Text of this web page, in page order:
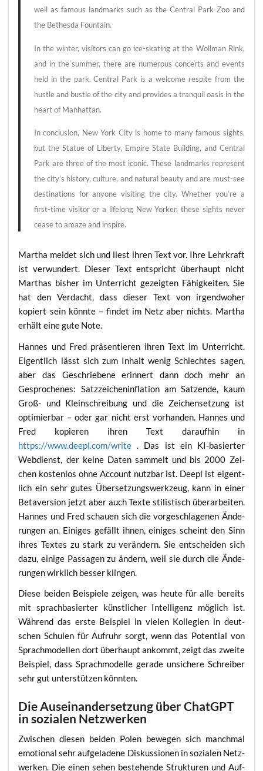
well as famous land­marks such as the Cen­tral Park Zoo and
the Bethes­da Fountain.
In the win­ter, visi­tors can go ice-ska­ting at the Woll­man Rink,
and in the sum­mer, the­re are num­e­rous con­certs and events
held in the park. Cen­tral Park is a wel­co­me respi­te from the
hust­le and bust­le of the city and pro­vi­des a tran­quil oasis in the
heart of Manhattan.
In con­clu­si­on, New York City is home to many famous sights,
but the Sta­tue of Liber­ty, Empire Sta­te Buil­ding, and Cen­tral
Park are three of the most ico­nic. The­se land­marks repre­sent
the city’s histo­ry, cul­tu­re, and natu­ral beau­ty and are must-see
desti­na­ti­ons for anyo­ne visi­ting the city. Whe­ther you’­re a
first-time visi­tor or a lifel­ong New Yor­ker, the­se sights never
cea­se to ama­ze and inspire.
Mar­tha mel­det sich und liest ihren Text vor. Ihre Lehr­kraft
ist ver­wun­dert. Die­ser Text ent­spricht über­haupt nicht
Mart­has bis­her im Unter­richt gezeig­ten Fähig­kei­ten. Sie
hat den Ver­dacht, dass die­ser Text von irgend­wo­her
kopiert sein könn­te – fin­det im Netz aber nichts. Mar­tha
erhält eine gute Note.
Han­nes und Fred prä­sen­tie­ren ihren Text im Unter­richt.
Eigent­lich lässt sich zum Inhalt wenig Schlech­tes sagen,
aber das Geschrie­be­ne erin­nert dann doch mehr an
Gespro­che­nes: Satz­zei­chen­in­fla­ti­on am Satz­en­de, kaum
Groß- und Klein­schrei­bung und die Zei­chen­set­zung ist
opti­mier­bar – oder gar nicht erst vor­han­den. Han­nes und
Fred kopie­ren ihren Text dar­auf­hin in
https://www.deepl.com/write . Das ist ein KI-basier­ter
Web­dienst, der kei­ne Daten sam­melt und bis 2000 Zei­
chen kos­ten­los ohne Account nutz­bar ist. Deepl ist eigent­
lich ein sehr gutes Über­set­zungs­werk­zeug, kann in einer
Beta­ver­si­on jetzt aber auch Tex­te sti­lis­tisch über­ar­bei­ten.
Han­nes und Fred schau­en sich die vor­ge­schla­ge­nen Ände­
run­gen an. Eini­ges gefällt ihnen, eini­ges scheint den Sinn
ihres Tex­tes zu stark zu ver­än­dern. Sie ent­schei­den sich
dazu, eini­ge Pas­sa­gen zu ändern, weil sie durch die Ände­
run­gen wirk­lich bes­ser klingen.
Die­se bei­den Bei­spie­le zei­gen, was heu­te für alle bereits
mit sprach­ba­sier­ter künst­li­cher Intel­li­genz mög­lich ist.
Wäh­rend das ers­te Bei­spiel in vie­len Kol­le­gi­en in deut­
schen Schu­len für Auf­ruhr sorgt, wenn das Poten­ti­al von
Sprach­mo­del­len dort über­haupt ankommt, zeigt das zwei­te
Bei­spiel, dass Sprach­mo­del­le gera­de unsi­che­re Schrei­ber
sehr gut unter­stüt­zen könnten.
Die Auseinandersetzung über ChatGPT
in sozialen Netzwerken
Zwi­schen die­sen bei­den Polen bewe­gen sich manch­mal
emo­tio­nal sehr auf­ge­la­de­ne Dis­kus­sio­nen in sozia­len Netz­
wer­ken. Die einen sehen bestehen­de Struk­tu­ren und Auf­